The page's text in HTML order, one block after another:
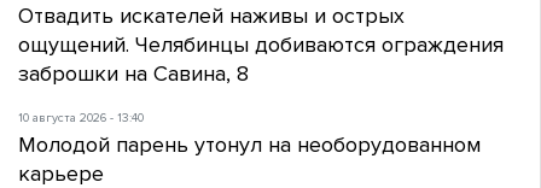
Отвадить искателей наживы и острых
ощущений. Челябинцы добиваются ограждения
заброшки на Савина, 8
10 августа 2026 - 13:40
Молодой парень утонул на необорудованном
карьере